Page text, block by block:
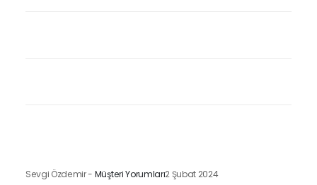
Sevgi Özdemir- Müşteri Yorumları2 Şubat 2024